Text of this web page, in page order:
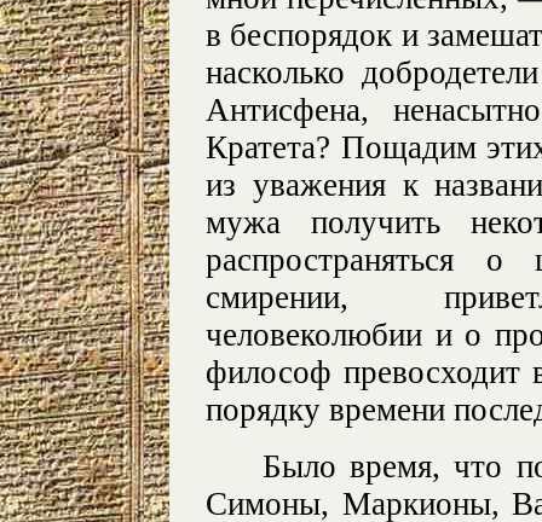
в беспорядок и
насколько
Антисфена,
Кратета? Пощадим
из уважения к
мужа получить
распространяться о
смирении,
человеколюбии и о
философ превосходит
порядку времени
Было время, что
Симоны, Маркионы,